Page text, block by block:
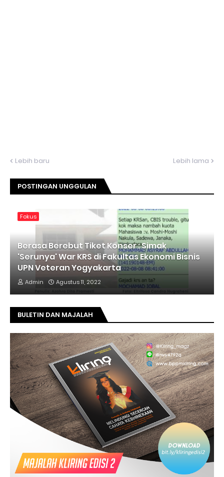
Lebih baru Lebih lama
POSTINGAN UNGGULAN
Fokus
Berasa Berebut Tiket Konser : Simak
'Serunya' War KRS di Fakultas Ekonomi Bisnis
UPN Veteran Yogyakarta
Admin Agustus 11, 2022
BULETIN DAN MAJALAH